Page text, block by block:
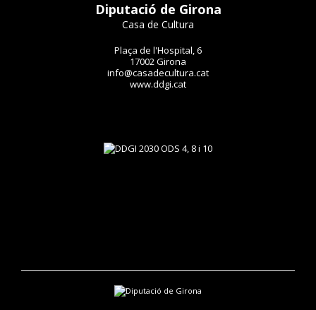
Diputació de Girona
Casa de Cultura
Plaça de l'Hospital, 6
17002 Girona
info@casadecultura.cat
www.ddgi.cat